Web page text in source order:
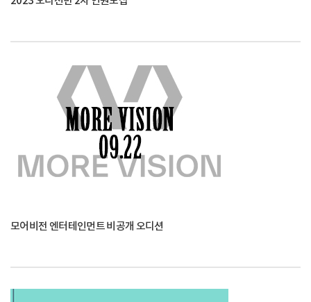
모어비전 엔터테인먼트 비공개 오디션